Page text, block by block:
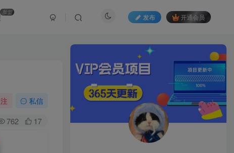
加盟
发布 开通会员
私信
762 17